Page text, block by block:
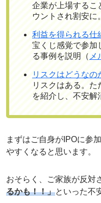
企業が上場するこ
ウントされ割安に。
利益を得られる仕
宝くじ感覚で参加
る事例を説明（ メ
リスクはどうなの
リスクはある。
を紹介し、不安解
まずはご自身がIPOに参
やすくなると思います。
おそらく、ご家族が反対
るかも！！」といった不